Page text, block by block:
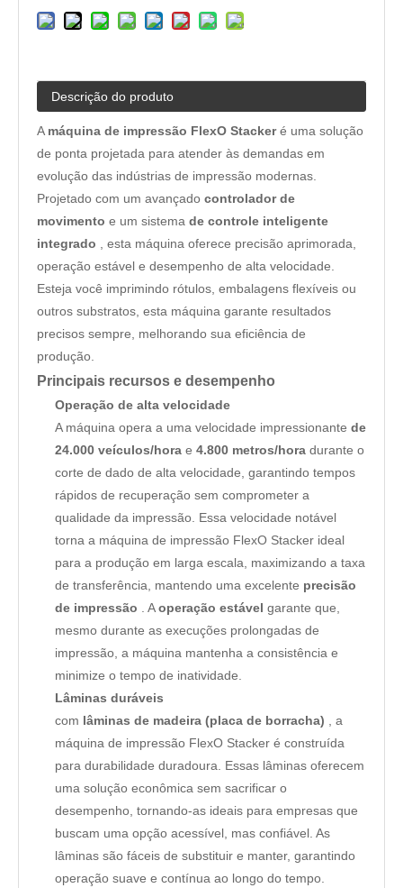
Descrição do produto
A máquina de impressão FlexO Stackeré uma solução
de ponta projetada para atender às demandas em
evolução das indústrias de impressão modernas.
Projetado com um avançado controlador de
movimento e um sistema de controle inteligente
integrado
, esta máquina oferece precisão aprimorada,
operação estável e desempenho de alta velocidade.
Esteja você imprimindo rótulos, embalagens flexíveis ou
outros substratos, esta máquina garante resultados
precisos sempre, melhorando sua eficiência de
produção.
Principais recursos e desempenho
Operação de alta velocidade
A máquina opera a uma velocidade impressionante de
24.000 veículos/hora e 4.800 metros/hora durante o
corte de dado de alta velocidade, garantindo tempos
rápidos de recuperação sem comprometer a
qualidade da impressão. Essa velocidade notável
torna a máquina de impressão FlexO Stacker ideal
para a produção em larga escala, maximizando a taxa
de transferência, mantendo uma excelente precisão
de impressão
. Aoperação estável garante que,
mesmo durante as execuções prolongadas de
impressão, a máquina mantenha a consistência e
minimize o tempo de inatividade.
Lâminas duráveis
​​com lâminas de madeira (placa de borracha)
, a
máquina de impressão FlexO Stacker é construída
para durabilidade duradoura. Essas lâminas oferecem
uma solução econômica sem sacrificar o
desempenho, tornando-as ideais para empresas que
buscam uma opção acessível, mas confiável. As
lâminas são fáceis de substituir e manter, garantindo
operação suave e contínua ao longo do tempo.